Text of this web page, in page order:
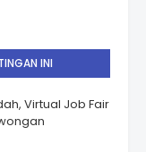
INI
Virtual Job Fair